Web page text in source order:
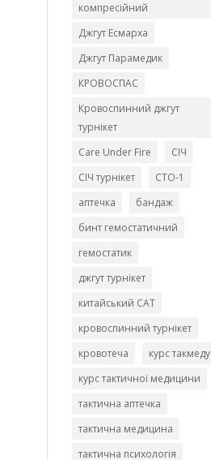
компресійний
Джгут Есмарха
Джгут Парамедик
КРОВОСПАС
Кровоспинний джгут
турнікет
Сare Under Fire
СІЧ
СІЧ турнікет
СТО-1
аптечка
бандаж
бинт гемостатичний
гемостатик
джгут турнікет
китайський CAT
кровоспинний турнікет
кровотеча
курс такмеду
курс тактичної медицини
тактична аптечка
тактична медицина
тактична психологія